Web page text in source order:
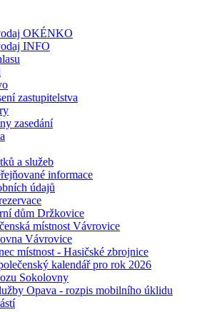
OKÉNKO
INFO
zastupitelstva
zasedání
a služeb
informace
údajů
dům Držkovice
místnost Vávrovice
Vávrovice
místnost - Hasičské zbrojnice
kalendář pro rok 2026
Sokolovny
Opava - rozpis mobilního úklidu